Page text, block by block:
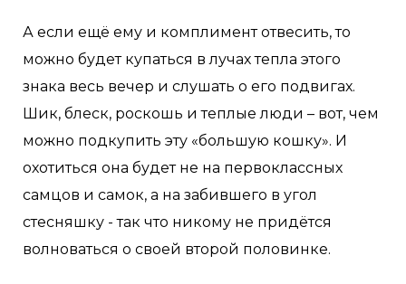
А если ещё ему и комплимент отвесить, то
можно будет купаться в лучах тепла этого
знака весь вечер и слушать о его подвигах.
Шик, блеск, роскошь и теплые люди – вот, чем
можно подкупить эту «большую кошку». И
охотиться она будет не на первоклассных
самцов и самок, а на забившего в угол
стесняшку - так что никому не придётся
волноваться о своей второй половинке.